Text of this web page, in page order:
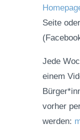
Seite
Jede
einem
vorher
werden: